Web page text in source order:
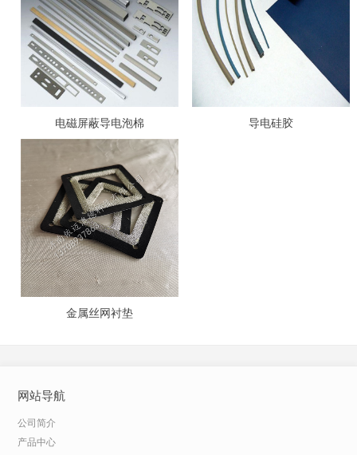
电磁屏蔽导电泡棉 导电硅胶
金属丝网衬垫
网站导航
公司简介
产品中心